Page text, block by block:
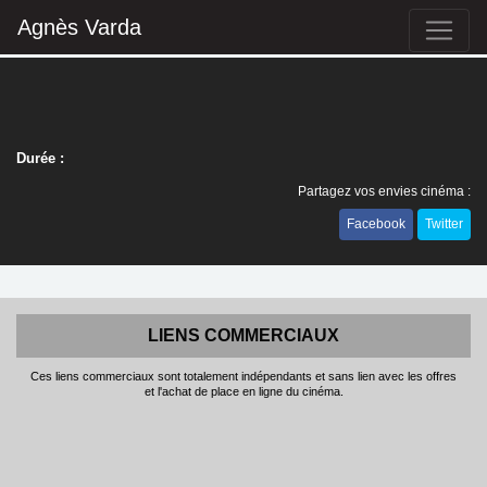
Agnès Varda
Durée :
Partagez vos envies cinéma :
Facebook Twitter
LIENS COMMERCIAUX
Ces liens commerciaux sont totalement indépendants et sans lien avec les offres
et l'achat de place en ligne du cinéma.